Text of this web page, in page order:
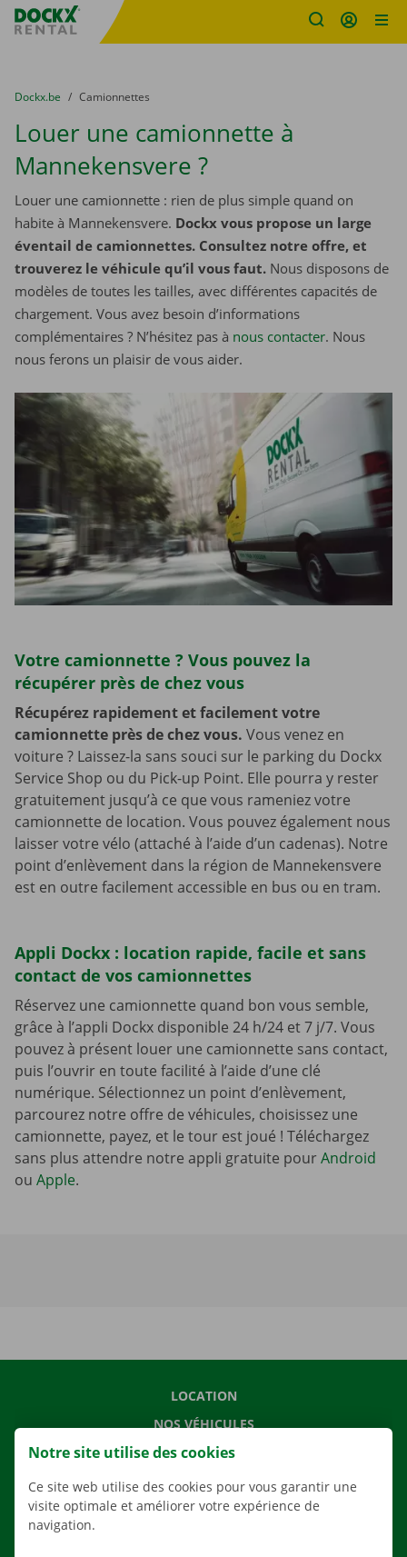
sitename
You are here:
du
Dockx.be to
Camionnettes
Louer une camionnette à
Mannekensvere ?
Louer une camionnette : rien de plus simple quand on
habite à Mannekensvere. Dockx vous propose un large
éventail de camionnettes. Consultez notre offre, et
trouverez le véhicule qu’il vous faut. Nous disposons de
modèles de toutes les tailles, avec différentes capacités de
chargement. Vous avez besoin d’informations
complémentaires ? N’hésitez pas à nous contacter. Nous
nous ferons un plaisir de vous aider.
Votre camionnette ? Vous pouvez la
récupérer près de chez vous
Récupérez rapidement et facilement votre
camionnette près de chez vous. Vous venez en
voiture ? Laissez-la sans souci sur le parking du Dockx
Service Shop ou du Pick-up Point. Elle pourra y rester
gratuitement jusqu’à ce que vous rameniez votre
camionnette de location. Vous pouvez également nous
laisser votre vélo (attaché à l’aide d’un cadenas). Notre
point d’enlèvement dans la région de Mannekensvere
est en outre facilement accessible en bus ou en tram.
Appli Dockx : location rapide, facile et sans
contact de vos camionnettes
Réservez une camionnette quand bon vous semble,
grâce à l’appli Dockx disponible 24 h/24 et 7 j/7. Vous
pouvez à présent louer une camionnette sans contact,
puis l’ouvrir en toute facilité à l’aide d’une clé
numérique. Sélectionnez un point d’enlèvement,
parcourez notre offre de véhicules, choisissez une
camionnette, payez, et le tour est joué ! Téléchargez
sans plus attendre notre appli gratuite pourAndroid
ou Apple.
LOCATION
NOS VÉHICULES
NOS SERVICES
AGENCES
APPLI
Notre site utilise des cookies
Ce site web utilise des cookies pour vous garantir une
visite optimale et améliorer votre expérience de
navigation.